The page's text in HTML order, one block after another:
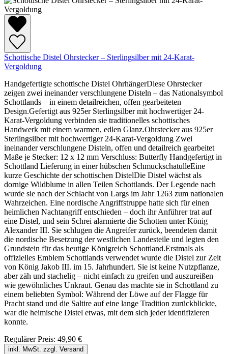
Schottische Distel Ohrstecker – Sterlingsilber mit 24-Karat-
Vergoldung
Handgefertigte schottische Distel OhrhängerDiese Ohrstecker
zeigen zwei ineinander verschlungene Disteln – das Nationalsymbol
Schottlands – in einem detailreichen, offen gearbeiteten
Design.Gefertigt aus 925er Sterlingsilber mit hochwertiger 24-
Karat-Vergoldung verbinden sie traditionelles schottisches
Handwerk mit einem warmen, edlen Glanz.Ohrstecker aus 925er
Sterlingsilber mit hochwertiger 24-Karat-Vergoldung Zwei
ineinander verschlungene Disteln, offen und detailreich gearbeitet
Maße je Stecker: 12 x 12 mm Verschluss: Butterfly Handgefertigt in
Schottland Lieferung in einer hübschen SchmuckschatulleEine
kurze Geschichte der schottischen DistelDie Distel wächst als
dornige Wildblume in allen Teilen Schottlands. Der Legende nach
wurde sie nach der Schlacht von Largs im Jahr 1263 zum nationalen
Wahrzeichen. Eine nordische Angriffstruppe hatte sich für einen
heimlichen Nachtangriff entschieden – doch ihr Anführer trat auf
eine Distel, und sein Schrei alarmierte die Schotten unter König
Alexander III. Sie schlugen die Angreifer zurück, beendeten damit
die nordische Besetzung der westlichen Landesteile und legten den
Grundstein für das heutige Königreich Schottland.Erstmals als
offizielles Emblem Schottlands verwendet wurde die Distel zur Zeit
von König Jakob III. im 15. Jahrhundert. Sie ist keine Nutzpflanze,
aber zäh und stachelig – nicht einfach zu greifen und auszureißen
wie gewöhnliches Unkraut. Genau das machte sie in Schottland zu
einem beliebten Symbol: Während der Löwe auf der Flagge für
Pracht stand und die Saltire auf eine lange Tradition zurückblickte,
war die heimische Distel etwas, mit dem sich jeder identifizieren
konnte.
Regulärer Preis: 49,90 €
inkl. MwSt. zzgl. Versand